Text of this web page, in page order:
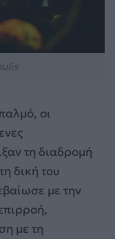
οι
τη διαδρομή
δική του
με την
με τη